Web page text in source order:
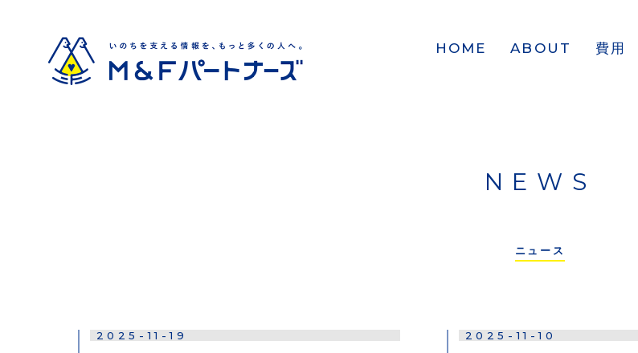
HOME ABOUT 費用
NEWS
ニュース
2025-11-19 2025-11-10